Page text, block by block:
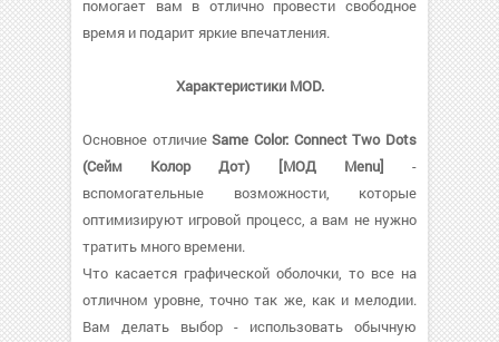
помогает вам в отлично провести свободное
время и подарит яркие впечатления.
Характеристики MOD.
Основное отличиеSame Color: Connect Two Dots
(Сейм Колор Дот) [МОД Menu] -
вспомогательные возможности, которые
оптимизируют игровой процесс, а вам не нужно
тратить много времени.
Что касается графической оболочки, то все на
отличном уровне, точно так же, как и мелодии.
Вам делать выбор - использовать обычную